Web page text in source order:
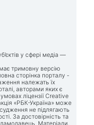
у сфері медіа —
тримовну версію
сторінка порталу -
належать їх
авторами яких є
ліцензії Creative
«РБК-Україна» може
не підлягають
За достовірність та
Матеріали,